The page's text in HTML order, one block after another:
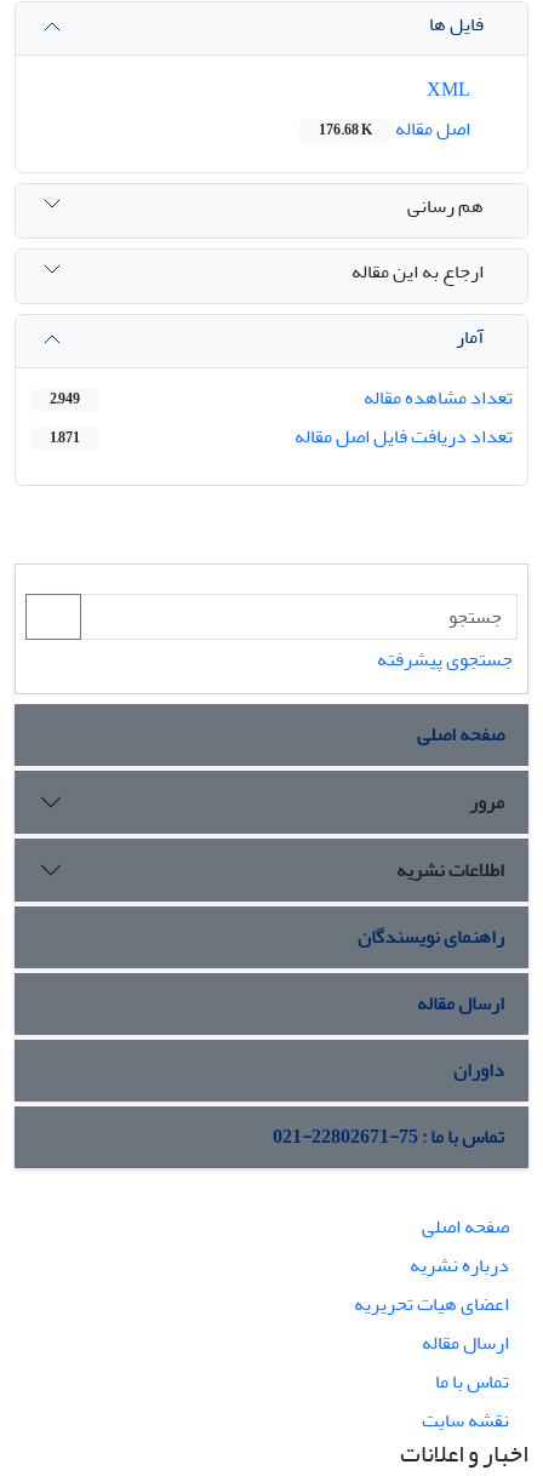
فایل ها
اصل مقاله
176.68 K
هم رسانی
ارجاع به این مقاله
آمار
تعداد مشاهده مقاله
2,949
تعداد دریافت فایل اصل مقاله 1,871
جستجوی پیشرفته
صفحه اصلی
مرور
اطلاعات نشریه
راهنمای نویسندگان
ارسال مقاله
داوران
تماس با ما : 75-22802671-021
صفحه اصلی
درباره نشریه
اعضای هیات تحریریه
ارسال مقاله
تماس با ما
نقشه سایت
اخبار و اعلانات